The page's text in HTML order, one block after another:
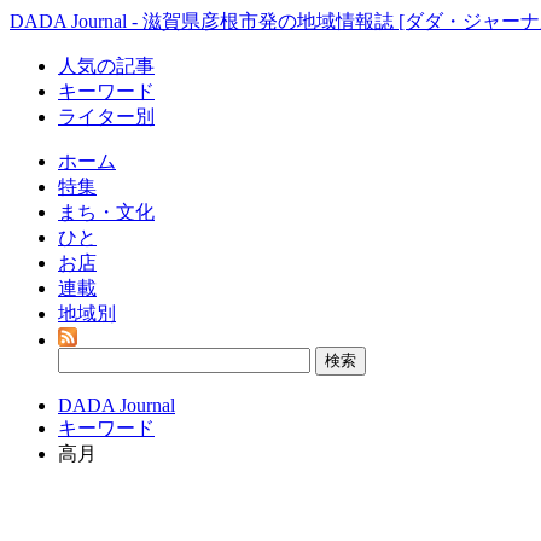
DADA Journal - 滋賀県彦根市発の地域情報誌 [ダダ・ジャー
人気の記事
キーワード
ライター別
ホーム
特集
まち・文化
ひと
お店
連載
地域別
DADA Journal
キーワード
高月